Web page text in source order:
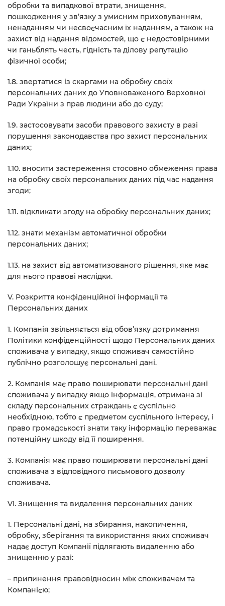
обробки та випадкової втрати, знищення,
пошкодження у зв’язку з умисним приховуванням,
ненаданням чи несвоєчасним їх наданням, а також на
захист від надання відомостей, що є недостовірними
чи ганьблять честь, гідність та ділову репутацію
фізичної особи;
1.8. звертатися із скаргами на обробку своїх
персональних даних до Уповноваженого Верховної
Ради України з прав людини або до суду;
1.9. застосовувати засоби правового захисту в разі
порушення законодавства про захист персональних
даних;
1.10. вносити застереження стосовно обмеження права
на обробку своїх персональних даних під час надання
згоди;
1.11. відкликати згоду на обробку персональних даних;
1.12. знати механізм автоматичної обробки
персональних даних;
1.13. на захист від автоматизованого рішення, яке має
для нього правові наслідки.
V. Розкриття конфіденційної інформації та
Персональних даних
1. Компанія звільняється від обов’язку дотримання
Політики конфіденційності щодо Персональних даних
споживача у випадку, якщо споживач самостійно
публічно розголошує персональні дані.
2. Компанія має право поширювати персональні дані
споживача у випадку якщо інформація, отримана зі
складу персональних страждань є суспільно
необхідною, тобто є предметом суспільного інтересу, і
право громадськості знати таку інформацію переважає
потенційну шкоду від її поширення.
3. Компанія має право поширювати персональні дані
споживача з відповідного письмового дозволу
споживача.
VI. Знищення та видалення персональних даних
1. Персональні дані, на збирання, накопичення,
обробку, зберігання та використання яких споживач
надає доступ Компанії підлягають видаленню або
знищенню у разі:
– припинення правовідносин між споживачем та
Компанією;